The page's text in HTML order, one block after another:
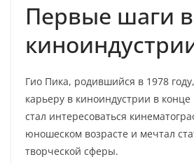
Первые шаги в
Гио Пика, родившийся в 1978
карьеру в киноиндустрии в конце
стал интересоваться
юношеском возрасте и мечтал
творческой сферы.